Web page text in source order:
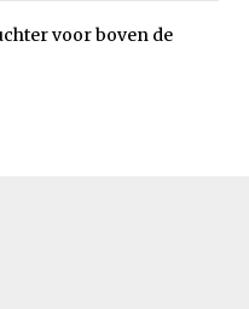
voor boven de